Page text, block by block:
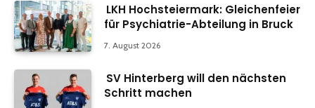
LKH Hochsteiermark: Gleichenfeier
für Psychiatrie-Abteilung in Bruck
7. August 2026
SV Hinterberg will den nächsten
Schritt machen